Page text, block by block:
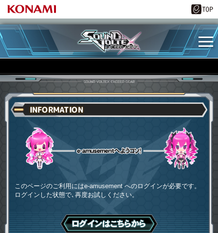
INFORMATION
このページのご利用にはe-amusement へのログインが必要です。
ログインした状態で､再度お試しください。